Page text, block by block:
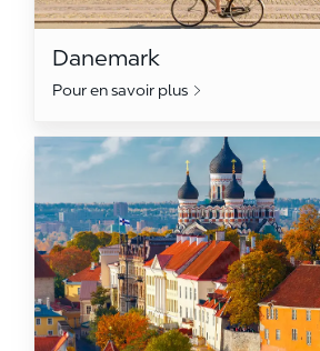
Danemark
Pour en savoir plus
Estonie